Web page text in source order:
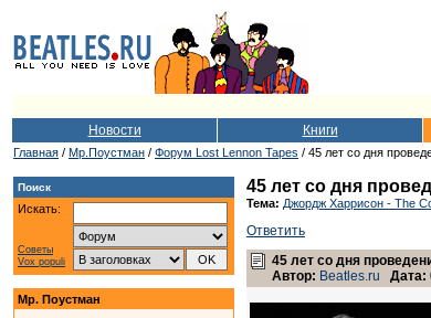
Новости Книги
Главная / Мр.Поустман / Форум Lost Lennon Tapes / 45 лет со дня
Поиск
Искать:
Советы
Vox populi
Мр. Поустман
45 лет со дня
Тема: Джордж Харрисон - The
Ответить
45 лет со дня
Автор: Beatles.ru Дата: